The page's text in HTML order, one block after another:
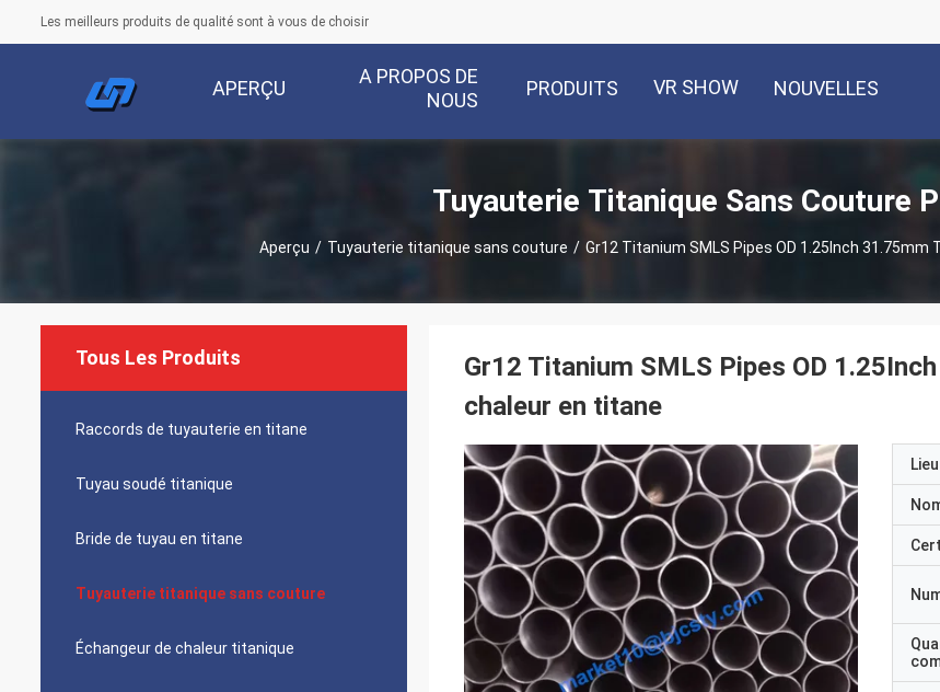
Les meilleurs produits de qualité sont à vous de choisir
APERÇU
A PROPOS DE
NOUS
PRODUITS VR SHOW NOUVELLES
Tuyauterie Titanique Sans Couture
Aperçu / Tuyauterie titanique sans couture / Gr12 Titanium SMLS Pipes OD 1.25Inch
Tous Les Produits
Raccords de tuyauterie en titane
Tuyau soudé titanique
Bride de tuyau en titane
Tuyauterie titanique sans couture
Échangeur de chaleur titanique
Gr12 Titanium SMLS Pipes OD
chaleur en titane